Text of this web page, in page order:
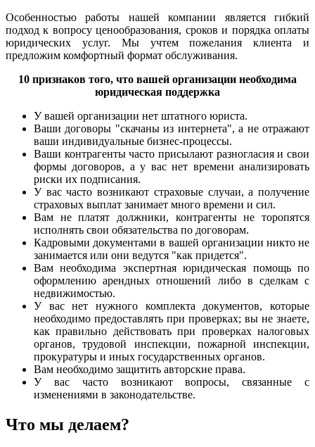
Особенностью работы нашей компании является гибкий
подход к вопросу ценообразования, сроков и порядка оплаты
юридических услуг. Мы учтем пожелания клиента и
предложим комфортный формат обслуживания.
10 признаков того, что вашей организации необходима
юридическая поддержка
У вашей организации нет штатного юриста.
Ваши договоры "скачаны из интернета", а не отражают
ваши индивидуальные бизнес-процессы.
Ваши контрагенты часто присылают разногласия и свои
формы договоров, а у вас нет времени анализировать
риски их подписания.
У вас часто возникают страховые случаи, а получение
страховых выплат занимает много времени и сил.
Вам не платят должники, контрагенты не торопятся
исполнять свои обязательства по договорам.
Кадровыми документами в вашей организации никто не
занимается или они ведутся "как придется".
Вам необходима экспертная юридическая помощь по
оформлению арендных отношений либо в сделкам с
недвижимостью.
У вас нет нужного комплекта документов, которые
необходимо предоставлять при проверках; вы не знаете,
как правильно действовать при проверках налоговых
органов, трудовой инспекции, пожарной инспекции,
прокуратуры и иных государственных органов.
Вам необходимо защитить авторские права.
У вас часто возникают вопросы, связанные с
изменениями в законодательстве.
Что мы делаем?